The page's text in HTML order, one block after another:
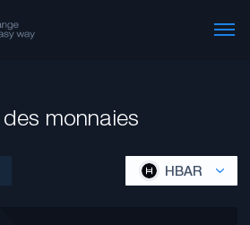
monnaies
HBAR